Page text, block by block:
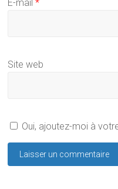
E-mail*
Site web
Oui, ajoutez-moi à